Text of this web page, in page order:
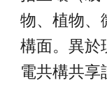
物、植物、
構面。異於
電共構共享